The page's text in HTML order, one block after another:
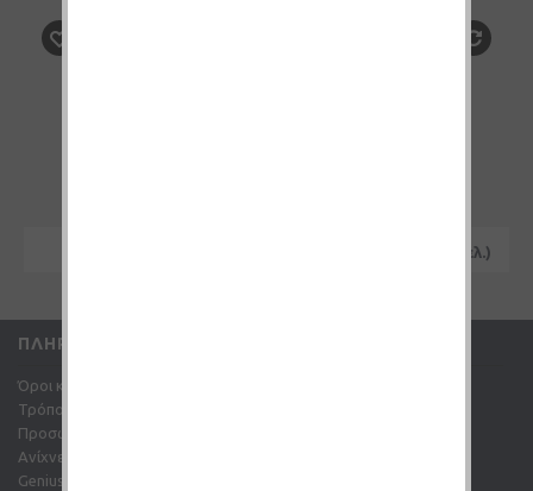
Εμφάνιση 1 έως 1 από 1 (1 Σελ.)
ΠΛΗΡΟΦΟΡΊΕΣ
Όροι και Προϋποθέσεις
Τρόποι πληρωμής
Προσωπικά Δεδομένα
Ανίχνευση αποστολής
Genius points